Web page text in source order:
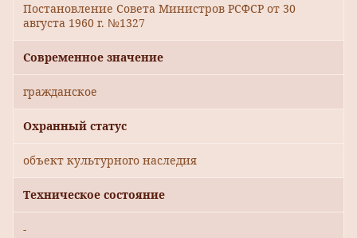
Постановление Совета Министров РСФСР от 30
августа 1960 г. №1327
Современное значение
гражданское
Охранный статус
объект культурного наследия
Техническое состояние
-